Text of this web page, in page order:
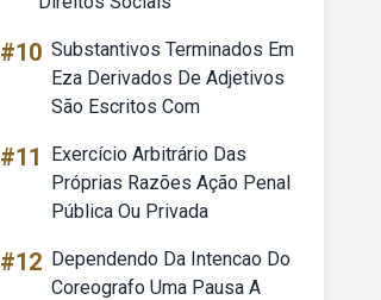
#10 Substantivos Terminados Em
Eza Derivados De Adjetivos
São Escritos Com
#11
Exercício Arbitrário Das
Próprias Razões Ação Penal
Pública Ou Privada
#12 Dependendo Da Intencao Do
Coreografo Uma Pausa A